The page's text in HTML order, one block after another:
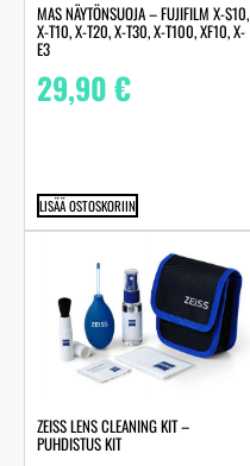
MAS NÄYTÖNSUOJA – FUJIFILM X-S10,
X-T10, X-T20, X-T30, X-T100, XF10, X-
E3
29,90€
LISÄÄ OSTOSKORIIN
ZEISS LENS CLEANING KIT –
PUHDISTUS KIT